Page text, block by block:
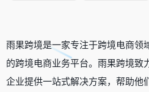
雨果跨境是一家专注于跨境电商
的跨境电商业务平台。雨果跨境致
企业提供一站式解决方案，帮助他